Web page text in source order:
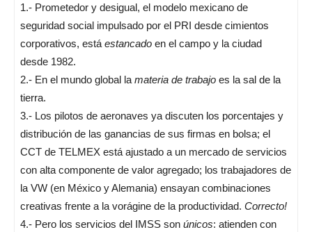
1.- Prometedor y desigual, el modelo mexicano de
seguridad social impulsado por el PRI desde cimientos
corporativos, está estancado en el campo y la ciudad
desde 1982.
2.- En el mundo global la materia de trabajo es la sal de la
tierra.
3.- Los pilotos de aeronaves ya discuten los porcentajes y
distribución de las ganancias de sus firmas en bolsa; el
CCT de TELMEX está ajustado a un mercado de servicios
con alta componente de valor agregado; los trabajadores de
la VW (en México y Alemania) ensayan combinaciones
creativas frente a la vorágine de la productividad. Correcto!
4.- Pero los servicios del IMSS son únicos: atienden con